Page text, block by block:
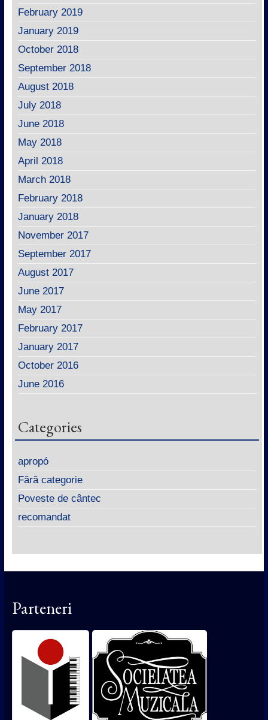
February 2019
January 2019
October 2018
September 2018
August 2018
July 2018
June 2018
May 2018
April 2018
March 2018
February 2018
January 2018
November 2017
September 2017
August 2017
June 2017
May 2017
February 2017
January 2017
October 2016
June 2016
Categories
apropó
Fără categorie
Poveste de cântec
recomandat
Parteneri